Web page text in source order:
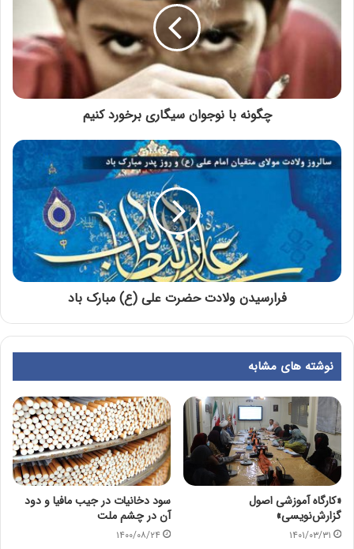
چگونه با نوجوان سیگاری برخورد کنیم
فرارسیدن ولادت حضرت علی (ع) مبارک باد
نوشته های مشابه
«کارگاه آموزشی اصول
گزارش‌نویسی»
۱۴۰۱/۰۳/۳۱
سود دخانیات در جیب مافیا و دود
آن در چشم ملت
۱۴۰۰/۰۸/۲۴